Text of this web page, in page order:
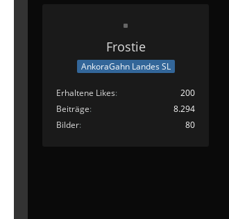
Frostie
AnkoraGahn Landes SL
Erhaltene Likes
200
Beiträge
8.294
Bilder
80